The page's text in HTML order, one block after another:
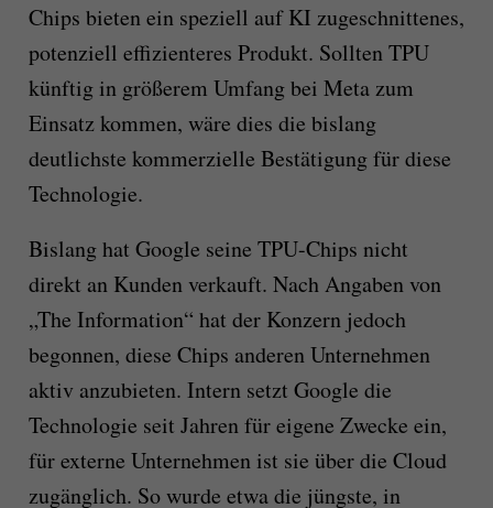
Chips bieten ein speziell auf KI zugeschnittenes,
potenziell effizienteres Produkt. Sollten TPU
künftig in größerem Umfang bei Meta zum
Einsatz kommen, wäre dies die bislang
deutlichste kommerzielle Bestätigung für diese
Technologie.
Bislang hat Google seine TPU-Chips nicht
direkt an Kunden verkauft. Nach Angaben von
„The Information“ hat der Konzern jedoch
begonnen, diese Chips anderen Unternehmen
aktiv anzubieten. Intern setzt Google die
Technologie seit Jahren für eigene Zwecke ein,
für externe Unternehmen ist sie über die Cloud
zugänglich. So wurde etwa die jüngste, in